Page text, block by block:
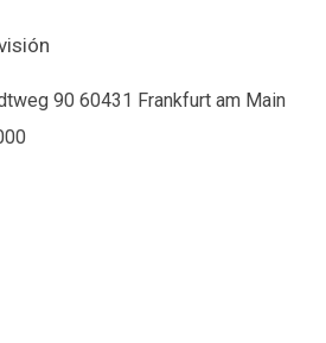
90 60431 Frankfurt am Main